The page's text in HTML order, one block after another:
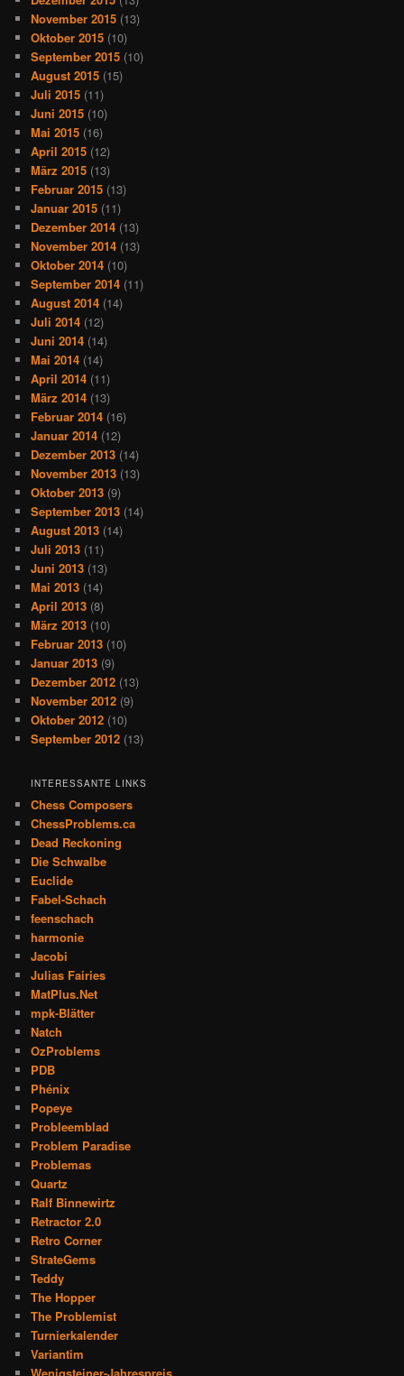
November 2015 (13)
Oktober 2015 (10)
September 2015 (10)
August 2015 (15)
Juli 2015 (11)
Juni 2015 (10)
Mai 2015 (16)
April 2015 (12)
März 2015 (13)
Februar 2015 (13)
Januar 2015 (11)
Dezember 2014 (13)
November 2014 (13)
Oktober 2014 (10)
September 2014 (11)
August 2014 (14)
Juli 2014 (12)
Juni 2014 (14)
Mai 2014 (14)
April 2014 (11)
März 2014 (13)
Februar 2014 (16)
Januar 2014 (12)
Dezember 2013 (14)
November 2013 (13)
Oktober 2013 (9)
September 2013 (14)
August 2013 (14)
Juli 2013 (11)
Juni 2013 (13)
Mai 2013 (14)
April 2013 (8)
März 2013 (10)
Februar 2013 (10)
Januar 2013 (9)
Dezember 2012 (13)
November 2012 (9)
Oktober 2012 (10)
September 2012 (13)
INTERESSANTE LINKS
Chess Composers
ChessProblems.ca
Dead Reckoning
Die Schwalbe
Euclide
Fabel-Schach
feenschach
harmonie
Jacobi
Julias Fairies
MatPlus.Net
mpk-Blätter
Natch
OzProblems
PDB
Phénix
Popeye
Probleemblad
Problem Paradise
Problemas
Quartz
Ralf Binnewirtz
Retractor 2.0
Retro Corner
StrateGems
Teddy
The Hopper
The Problemist
Turnierkalender
Variantim